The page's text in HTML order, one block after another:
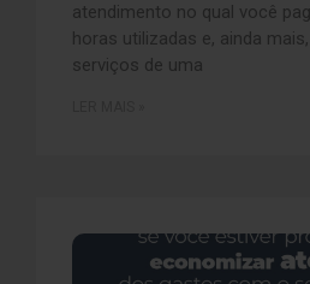
atendimento no qual você
horas utilizadas e, ainda
serviços de uma